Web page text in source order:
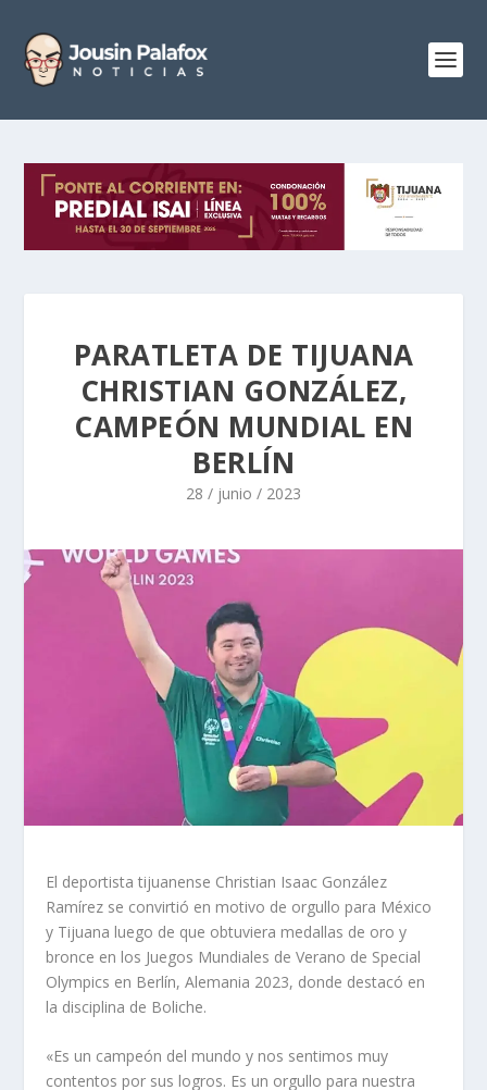
PARATLETA DE TIJUANA
CHRISTIAN GONZÁLEZ,
CAMPEÓN MUNDIAL EN
BERLÍN
28 / junio / 2023
El deportista tijuanense Christian Isaac González
Ramírez se convirtió en motivo de orgullo para México
y Tijuana luego de que obtuviera medallas de oro y
bronce en los Juegos Mundiales de Verano de Special
Olympics en Berlín, Alemania 2023, donde destacó en
la disciplina de Boliche.
«Es un campeón del mundo y nos sentimos muy
contentos por sus logros. Es un orgullo para nuestra